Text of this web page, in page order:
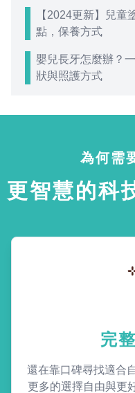
【2024更新】兒童
點，保養方式
嬰兒長牙怎麼辦？
狀與照護方式
為何需
更智慧的科
完
還在靠口碑尋找適合
更多的選擇自由與更